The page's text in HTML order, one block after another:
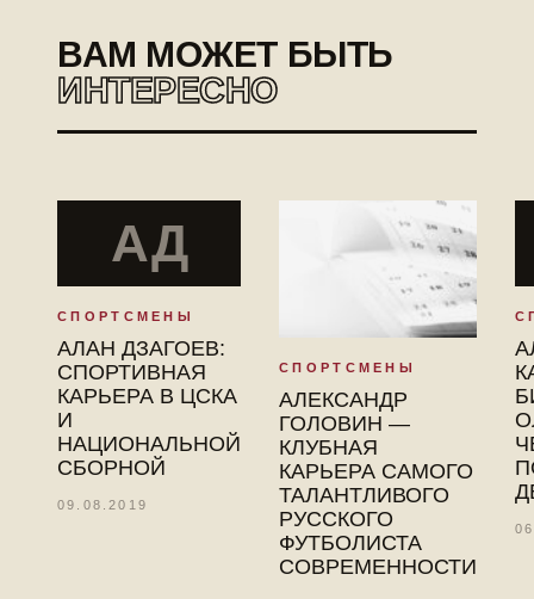
ВАМ МОЖЕТ БЫТЬ
ИНТЕРЕСНО
АД
СПОРТСМЕНЫ
АЛАН ДЗАГОЕВ:
СПОРТИВНАЯ
КАРЬЕРА В ЦСКА
И
НАЦИОНАЛЬНОЙ
СБОРНОЙ
09.08.2019
СПОРТСМЕНЫ
АЛЕКСАНДР
ГОЛОВИН —
КЛУБНАЯ
КАРЬЕРА САМОГО
ТАЛАНТЛИВОГО
РУССКОГО
ФУТБОЛИСТА
СОВРЕМЕННОСТИ